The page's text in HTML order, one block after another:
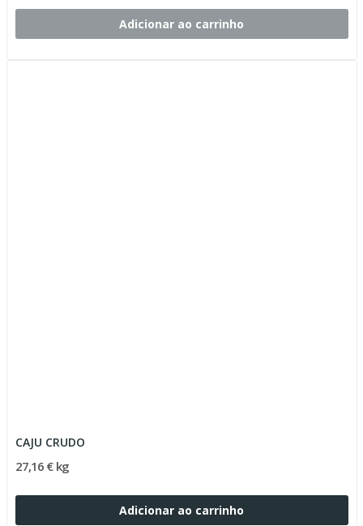
Adicionar ao carrinho
CAJU CRUDO
27,16 € kg
Adicionar ao carrinho